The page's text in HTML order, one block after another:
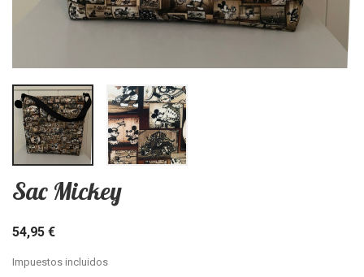
Sac Mickey
54,95 €
Impuestos incluidos